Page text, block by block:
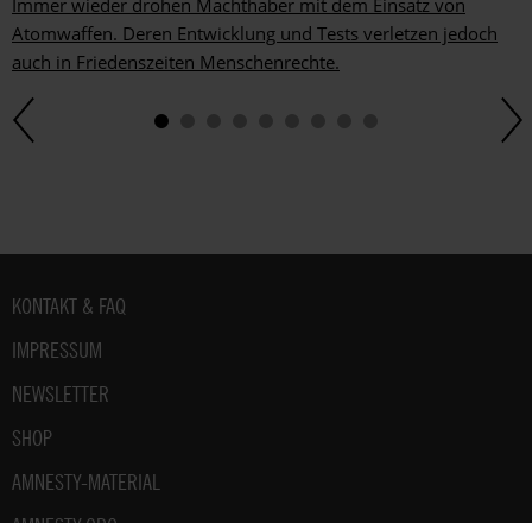
Immer wieder drohen Machthaber mit dem Einsatz von
Atomwaffen. Deren Entwicklung und Tests verletzen jedoch
auch in Friedenszeiten Menschenrechte.
Fußbereich
KONTAKT & FAQ
IMPRESSUM
NEWSLETTER
SHOP
AMNESTY-MATERIAL